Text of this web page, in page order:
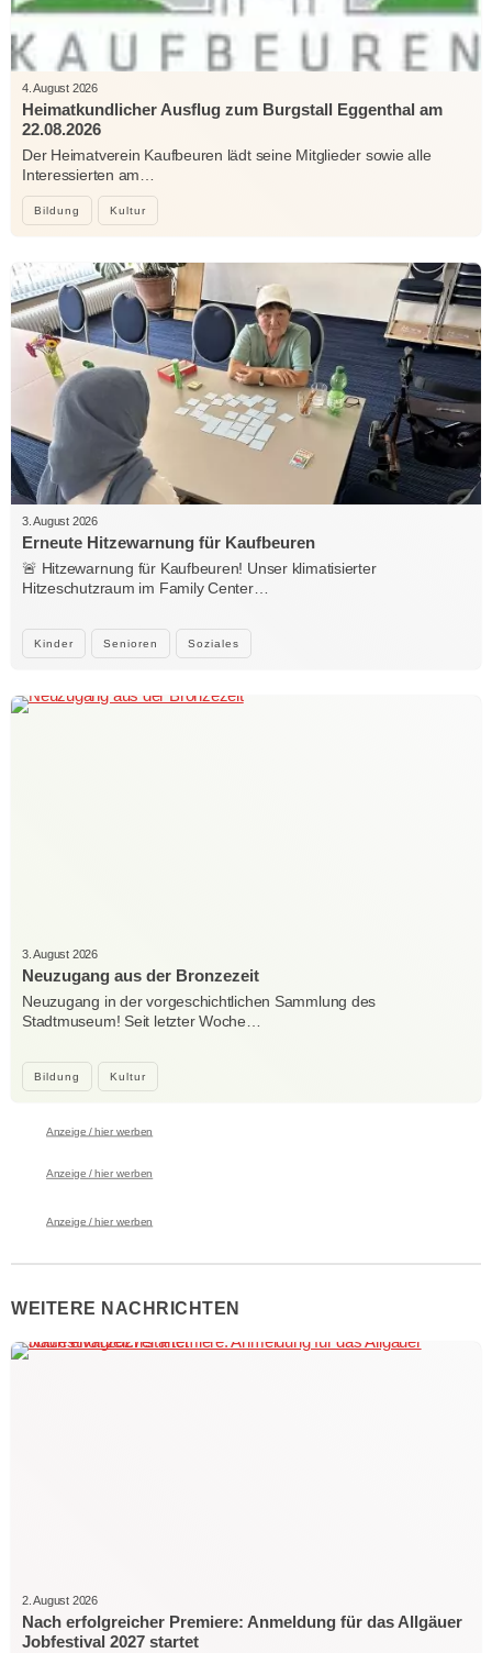
Bildung Kultur
4. August 2026
Heimatkundlicher Ausflug zum Burgstall Eggenthal am
22.08.2026
Der Heimatverein Kaufbeuren lädt seine Mitglieder sowie alle
Interessierten am…
Kinder Senioren Soziales
3. August 2026
Erneute Hitzewarnung für Kaufbeuren
🚨 Hitzewarnung für Kaufbeuren! Unser klimatisierter
Hitzeschutzraum im Family Center…
Bildung Kultur
3. August 2026
Neuzugang aus der Bronzezeit
Neuzugang in der vorgeschichtlichen Sammlung des
Stadtmuseum! Seit letzter Woche…
Anzeige / hier werben
Anzeige / hier werben
Anzeige / hier werben
WEITERE NACHRICHTEN
2. August 2026
Nach erfolgreicher Premiere: Anmeldung für das Allgäuer
Jobfestival 2027 startet